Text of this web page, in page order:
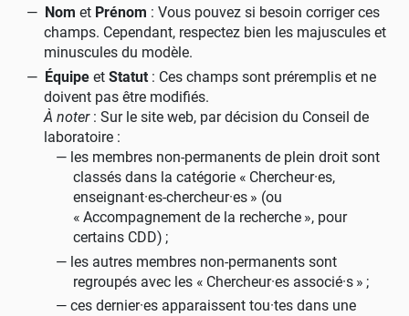
Nom et Prénom : Vous pouvez si besoin corriger ces
champs. Cependant, respectez bien les majuscules et
minuscules du modèle.
Équipeet Statut: Ces champs sont préremplis et ne
doivent pas être modifiés.
À noter: Sur le site web, par décision du Conseil de
laboratoire :
les membres non-permanents de plein droit sont
classés dans la catégorie « Chercheur·es,
enseignant·es-chercheur·es » (ou
« Accompagnement de la recherche », pour
certains CDD) ;
les autres membres non-permanents sont
regroupés avec les « Chercheur·es associé·s » ;
ces dernier·es apparaissent tou·tes dans une